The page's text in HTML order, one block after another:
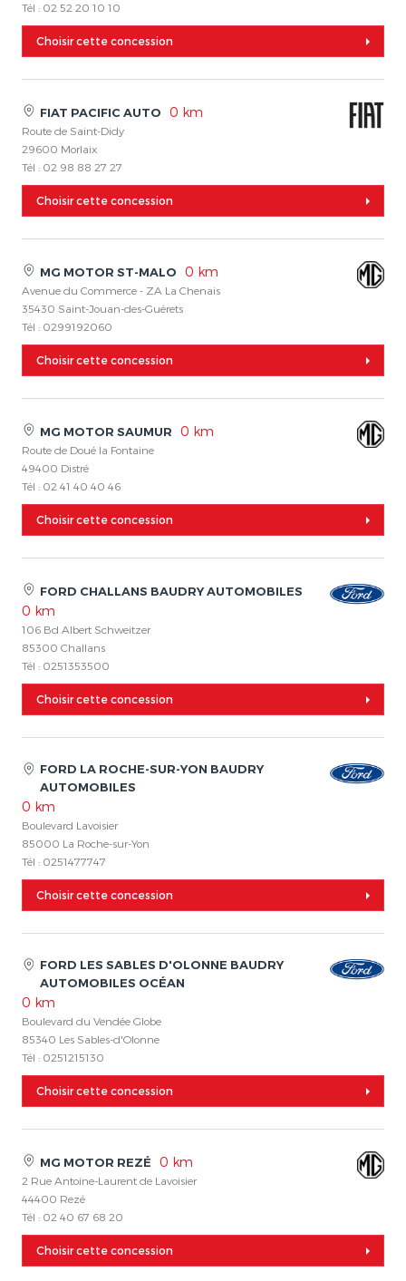
Tél : 02 52 20 10 10
Choisir cette concession
FIAT PACIFIC AUTO 0 km
Route de Saint-Didy
29600 Morlaix
Tél : 02 98 88 27 27
Choisir cette concession
MG MOTOR ST-MALO 0 km
Avenue du Commerce - ZA La Chenais
35430 Saint-Jouan-des-Guérets
Tél : 0299192060
Choisir cette concession
MG MOTOR SAUMUR 0 km
Route de Doué la Fontaine
49400 Distré
Tél : 02 41 40 40 46
Choisir cette concession
FORD CHALLANS BAUDRY AUTOMOBILES
0 km
106 Bd Albert Schweitzer
85300 Challans
Tél : 0251353500
Choisir cette concession
FORD LA ROCHE-SUR-YON BAUDRY
AUTOMOBILES
0 km
Boulevard Lavoisier
85000 La Roche-sur-Yon
Tél : 0251477747
Choisir cette concession
FORD LES SABLES D'OLONNE BAUDRY
AUTOMOBILES OCÉAN
0 km
Boulevard du Vendée Globe
85340 Les Sables-d'Olonne
Tél : 0251215130
Choisir cette concession
MG MOTOR REZÉ 0 km
2 Rue Antoine-Laurent de Lavoisier
44400 Rezé
Tél : 02 40 67 68 20
Choisir cette concession